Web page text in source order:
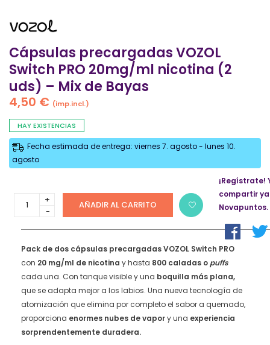
Cápsulas precargadas VOZOL
Switch PRO 20mg/ml nicotina (2
uds) – Mix de Bayas
4,50 € (imp.incl.)
HAY EXISTENCIAS
Fecha estimada de entrega: viernes 7. agosto - lunes 10.
agosto
Cápsulas
precargadas
PRO
20mg/ml
(2
uds)
Mix
de
AÑADIR AL CARRITO
Pack de dos cápsulas precargadasVOZOL Switch PRO
con 20 mg/ml de nicotina y hasta 800 caladas o puffs
cada una. Con tanque visible y una boquilla más plana,
que se adapta mejor a los labios. Una nueva tecnología de
atomización que elimina por completo el sabor a quemado,
proporciona enormes nubes de vapory una experiencia
sorprendentemente duradera.
¡Regístrate!
compartir
Novapuntos.